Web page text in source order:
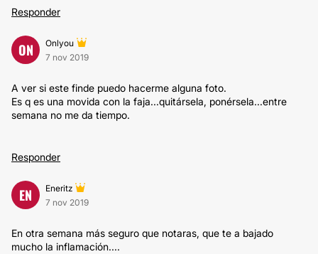
Responder
ON
Onlyou
7 nov 2019
A ver si este finde puedo hacerme alguna foto.
Es q es una movida con la faja...quitársela, ponérsela...entre
semana no me da tiempo.
Responder
EN
Eneritz
7 nov 2019
En otra semana más seguro que notaras, que te a bajado
mucho la inflamación....